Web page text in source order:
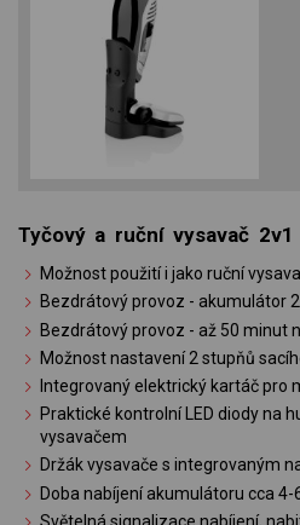
Tyčový a ruční vysavač
Možnost použití i jako ruční
Bezdrátový provoz - akumulátor
Bezdrátový provoz - až 50 minut
Možnost nastavení 2 stupňů
Integrovaný elektrický kartáč pro
Praktické kontrolní LED diody na
vysavačem
Držák vysavače s integrovaným
Doba nabíjení akumulátoru cca 4-
Světelná signalizace nabíjení,